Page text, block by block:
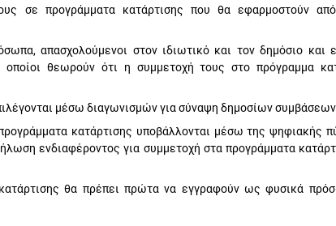
σε προγράμματα κατάρτισης που θα εφαρμοστούν
απασχολούμενοι στον ιδιωτικό και τον δημόσιο και
οποίοι θεωρούν ότι η συμμετοχή τους στο πρόγραμμα
μέσω διαγωνισμών για σύναψη δημοσίων
κατάρτισης υποβάλλονται μέσω της ψηφιακής
ενδιαφέροντος για συμμετοχή στα προγράμματα
θα πρέπει πρώτα να εγγραφούν ως φυσικά